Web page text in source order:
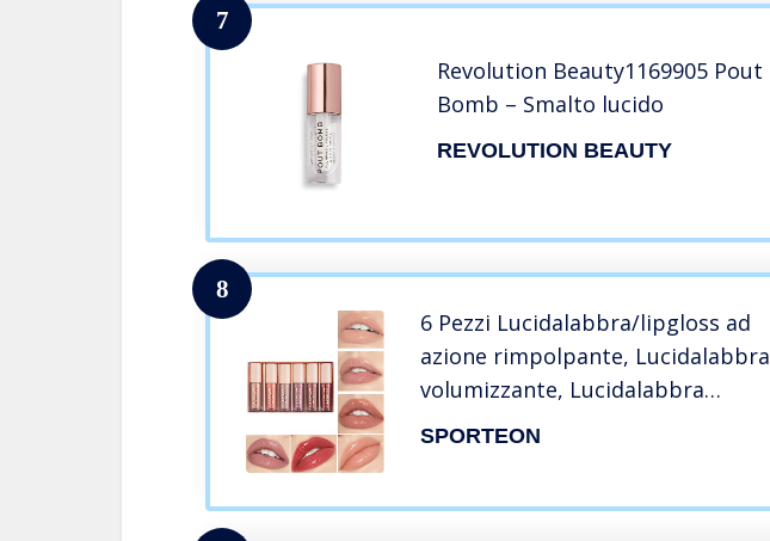
7
Revolution Beauty1169905 Pout
Bomb – Smalto lucido
REVOLUTION BEAUTY
8
6 Pezzi Lucidalabbra/lipgloss ad
azione rimpolpante, Lucidalabbra
volumizzante, Lucidalabbra
Brillante, Idratante, lucidalabbra
SPORTEON